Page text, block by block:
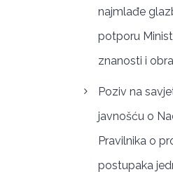
najmlađe
potporu
znanosti i
Poziv na
javnošću o
Pravilnika o
postupaka